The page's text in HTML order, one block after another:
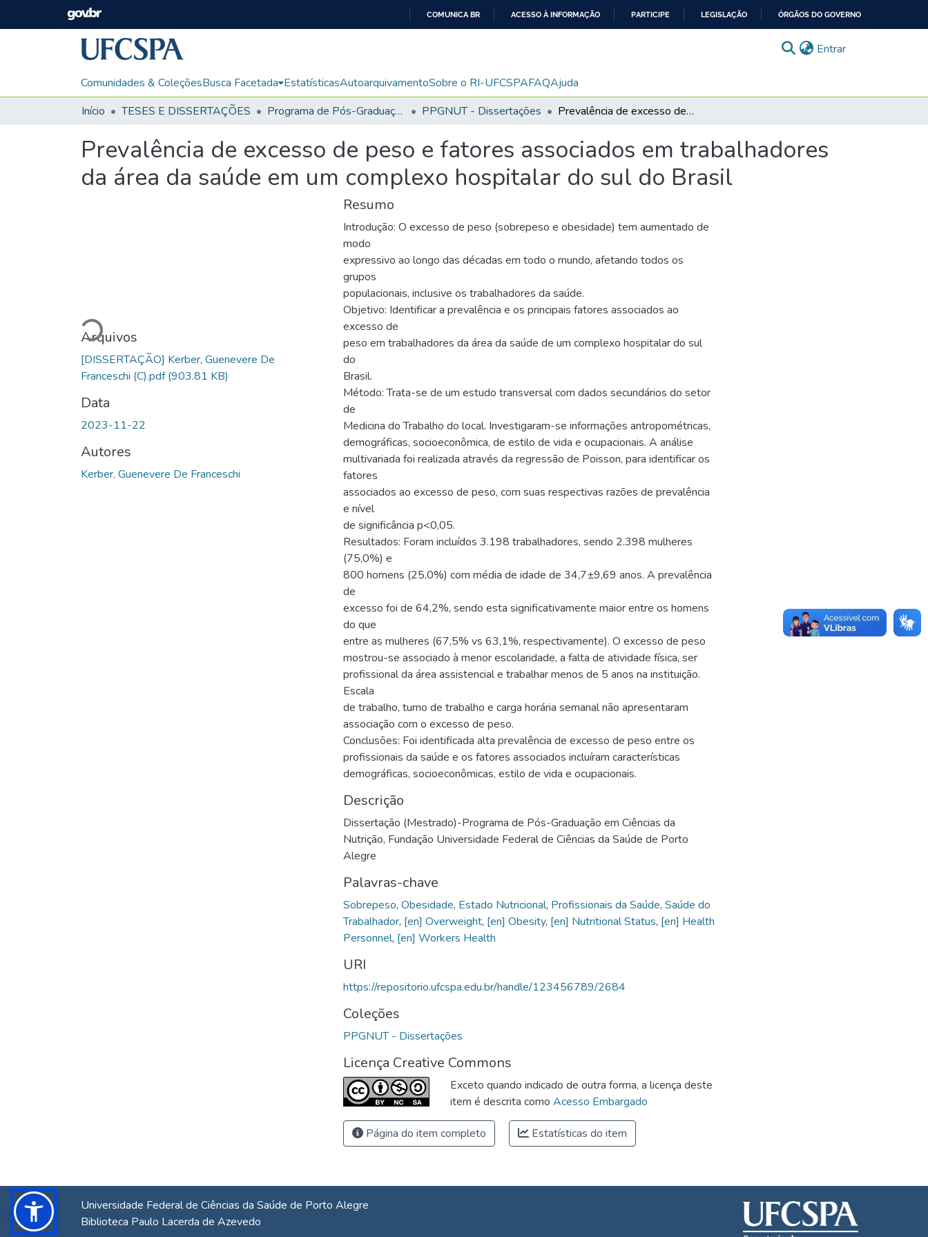
CONTEÚDO
COMUNICA BR ACESSO À INFORMAÇÃO PARTICIPE LEGISLAÇÃO ÓRGÃOS DO GOVERNO
Entrar(current)
Comunidades & ColeçõesBusca Facetada EstatísticasAutoarquivamentoSobre o RI-UFCSPAFAQAjuda
Início
TESES E DISSERTAÇÕES Programa de Pós-Graduação em Ciências da Nutrição PPGNUT - Dissertações Prevalência de excesso de peso e fatores associados em trabalhadores da área da saúde em um complexo hospitalar do sul do Brasil
Prevalência de excesso de peso e fatores associados em trabalhadores
da área da saúde em um complexo hospitalar do sul do Brasil
Carregando...
Arquivos
[DISSERTAÇÃO] Kerber, Guenevere De
Franceschi (C).pdf(903.81 KB)
Data
2023-11-22
Autores
Kerber, Guenevere De Franceschi
Resumo
Introdução: O excesso de peso (sobrepeso e obesidade) tem aumentado de
modo
expressivo ao longo das décadas em todo o mundo, afetando todos os
grupos
populacionais, inclusive os trabalhadores da saúde.
Objetivo: Identificar a prevalência e os principais fatores associados ao
excesso de
peso em trabalhadores da área da saúde de um complexo hospitalar do sul
do
Brasil.
Método: Trata-se de um estudo transversal com dados secundários do setor
de
Medicina do Trabalho do local. Investigaram-se informações antropométricas,
demográficas, socioeconômica, de estilo de vida e ocupacionais. A análise
multivariada foi realizada através da regressão de Poisson, para identificar os
fatores
associados ao excesso de peso, com suas respectivas razões de prevalência
e nível
de significância p<0,05.
Resultados: Foram incluídos 3.198 trabalhadores, sendo 2.398 mulheres
(75,0%) e
800 homens (25,0%) com média de idade de 34,7±9,69 anos. A prevalência
de
excesso foi de 64,2%, sendo esta significativamente maior entre os homens
do que
entre as mulheres (67,5% vs 63,1%, respectivamente). O excesso de peso
mostrou-se associado à menor escolaridade, a falta de atividade física, ser
profissional da área assistencial e trabalhar menos de 5 anos na instituição.
Escala
de trabalho, turno de trabalho e carga horária semanal não apresentaram
associação com o excesso de peso.
Conclusões: Foi identificada alta prevalência de excesso de peso entre os
profissionais da saúde e os fatores associados incluíram características
demográficas, socioeconômicas, estilo de vida e ocupacionais.
Descrição
Dissertação (Mestrado)-Programa de Pós-Graduação em Ciências da
Nutrição, Fundação Universidade Federal de Ciências da Saúde de Porto
Alegre
Palavras-chave
Sobrepeso, Obesidade, Estado Nutricional, Profissionais da Saúde, Saúde do
Trabalhador, [en] Overweight, [en] Obesity, [en] Nutritional Status, [en] Health
Personnel, [en] Workers Health
URI
https://repositorio.ufcspa.edu.br/handle/123456789/2684
Coleções
PPGNUT - Dissertações
Licença Creative Commons
Exceto quando indicado de outra forma, a licença deste
item é descrita como Acesso Embargado
Página do item completo Estatísticas do item
Universidade Federal de Ciências da Saúde de Porto Alegre
Biblioteca Paulo Lacerda de Azevedo